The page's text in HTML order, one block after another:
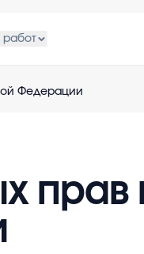
работ
Федерации
прав